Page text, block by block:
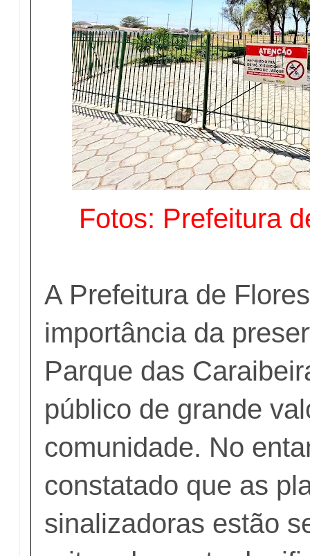
Fotos: Prefeitura
A Prefeitura de
importância da
Parque das
público de grande
comunidade. No
constatado que as
sinalizadoras estão